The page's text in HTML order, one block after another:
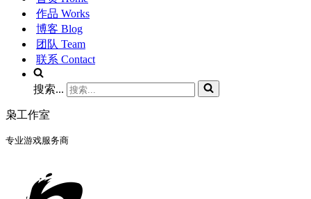
作品 Works
博客 Blog
团队 Team
联系 Contact
搜索...
枭工作室
专业游戏服务商